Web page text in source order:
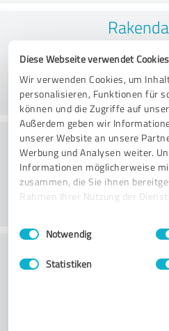
Diese Webseite verwendet Cookies
Wir verwenden Cookies, um
personalisieren, Funktionen für
können und die Zugriffe auf
Außerdem geben wir
unserer Website an unsere
Werbung und Analysen weiter.
Informationen möglicherweise
zusammen, die Sie ihnen
Rahmen Ihrer Nutzung der
Impressum
Einwilligungsauswahl
Notwendig
Statistiken